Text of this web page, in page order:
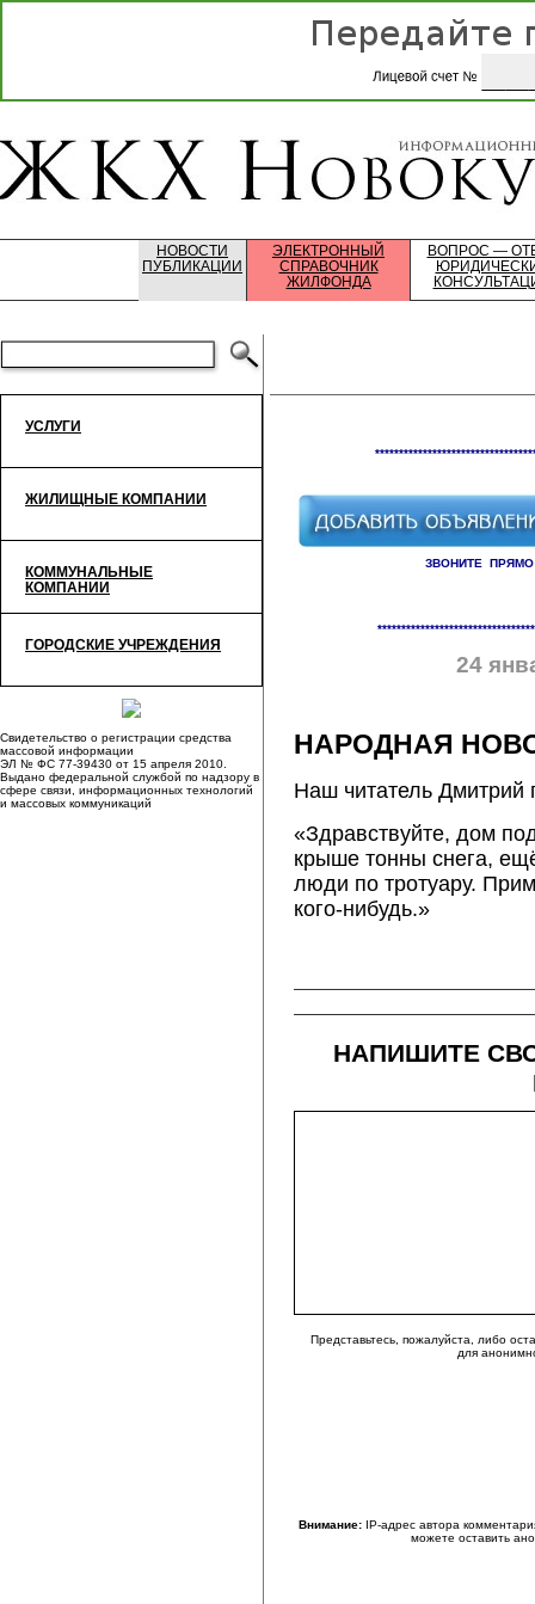
НОВОСТИ
ПУБЛИКАЦИИ
ЭЛЕКТРОННЫЙ
СПРАВОЧНИК
ЖИЛФОНДА
ВОПРОС —
УСЛУГИ
ЖИЛИЩНЫЕ КОМПАНИИ
КОММУНАЛЬНЫЕ
КОМПАНИИ
ГОРОДСКИЕ УЧРЕЖДЕНИЯ
Свидетельство о регистрации средства
массовой информации
ЭЛ № ФС 77-39430 от 15 апреля 2010.
Выдано федеральной службой по надзору в
сфере связи, информационных технологий
и массовых коммуникаций
ЗВОНИТЕ
24
НАРОДНАЯ
Наш читатель
«Здравствуйте, дом
крыше тонны снега,
люди по тротуару.
кого-нибудь.»
НАПИШИТЕ
Представьтесь, пожалуйста, либо
для
Внимание:IP-адрес автора
можете оставить